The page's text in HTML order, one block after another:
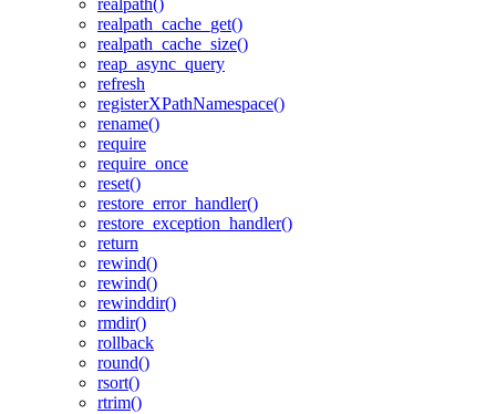
realpath()
realpath_cache_get()
realpath_cache_size()
reap_async_query
refresh
registerXPathNamespace()
rename()
require
require_once
reset()
restore_error_handler()
restore_exception_handler()
return
rewind()
rewind()
rewinddir()
rmdir()
rollback
round()
rsort()
rtrim()